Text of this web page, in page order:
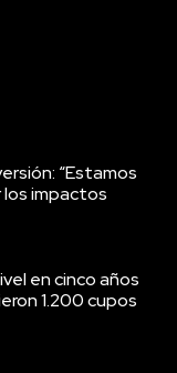
“Estamos
los impactos
en cinco años
1.200 cupos